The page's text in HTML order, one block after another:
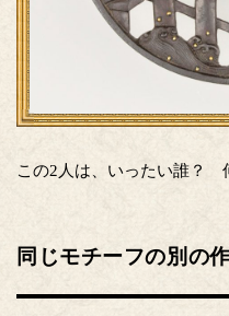
この2人は、いったい誰？
同じモチーフの別の